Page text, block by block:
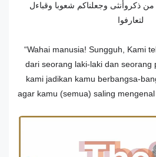
من ذكروأنثى وجعلناكم شعوبا وقباءل
“Wahai manusia! Sungguh, Kami
dari seorang laki-laki dan seorang
kami jadikan kamu berbangsa-
agar kamu (semua) saling